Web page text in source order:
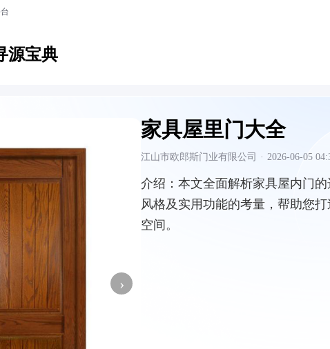
源宝典
›
家具屋里门大全
江山市欧郎斯门业有限公司 · 2026-06-05
介绍： 本文全面解析家具屋内门的
风格及实用功能的考量，帮助您
空间。